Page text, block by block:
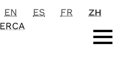
EN ES FR
ZH